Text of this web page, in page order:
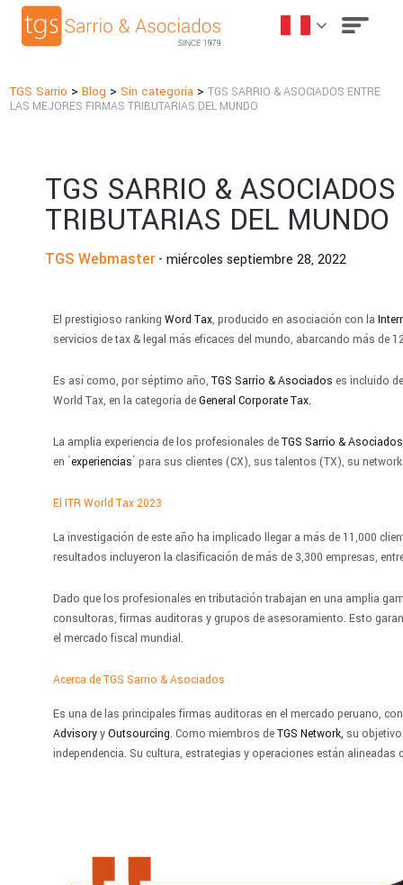
TGS Sarrio >Blog >Sin categoría >TGS SARRIO & ASOCIADOS ENTRE
LAS MEJORES FIRMAS TRIBUTARIAS DEL MUNDO
TGS SARRIO &
TRIBUTARIAS DEL MUNDO
TGS Webmaster- miércoles septiembre 28, 2022
El prestigioso rankingWord Tax, producido en asociación con la
servicios de tax & legal más eficaces del mundo, abarcando más
Es así como, por séptimo año,TGS Sarrio & Asociados es incluido
World Tax, en la categoría deGeneral Corporate Tax.
La amplia experiencia de los profesionales deTGS Sarrio & Asociados
en ´experiencias´ para sus clientes (CX), sus talentos (TX), su
El ITR World Tax 2023
La investigación de este año ha implicado llegar a más de 11,000
resultados incluyeron la clasificación de más de 3,300 empresas,
Dado que los profesionales en tributación trabajan en una amplia
consultoras, firmas auditoras y grupos de asesoramiento. Esto
el mercado fiscal mundial.
Acerca de TGS Sarrio & Asociados
Es una de las principales firmas auditoras en el mercado peruano,
AdvisoryyOutsourcing. Como miembros deTGS Network, su
independencia. Su cultura, estrategias y operaciones están